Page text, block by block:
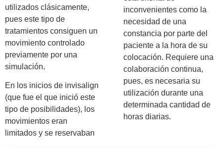
utilizados clásicamente,
pues este tipo de
tratamientos consiguen un
movimiento controlado
previamente por una
simulación.
En los inicios de invisalign
(que fue el que inició este
tipo de posibilidades), los
movimientos eran
limitados y se reservaban
inconvenientes como la
necesidad de una
constancia por parte del
paciente a la hora de su
colocación. Requiere una
colaboración continua,
pues, es necesaria su
utilización durante una
determinada cantidad de
horas diarias.